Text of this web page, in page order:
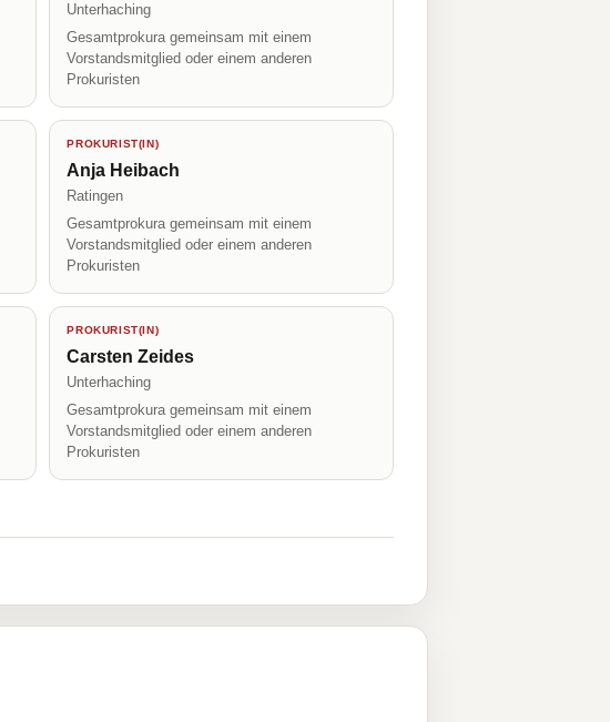
Unterhaching
Gesamtprokura gemeinsam mit einem
Vorstandsmitglied oder einem anderen
Prokuristen
PROKURIST(IN)
Anja Heibach
Ratingen
Gesamtprokura gemeinsam mit einem
Vorstandsmitglied oder einem anderen
Prokuristen
PROKURIST(IN)
Carsten Zeides
Unterhaching
Gesamtprokura gemeinsam mit einem
Vorstandsmitglied oder einem anderen
Prokuristen